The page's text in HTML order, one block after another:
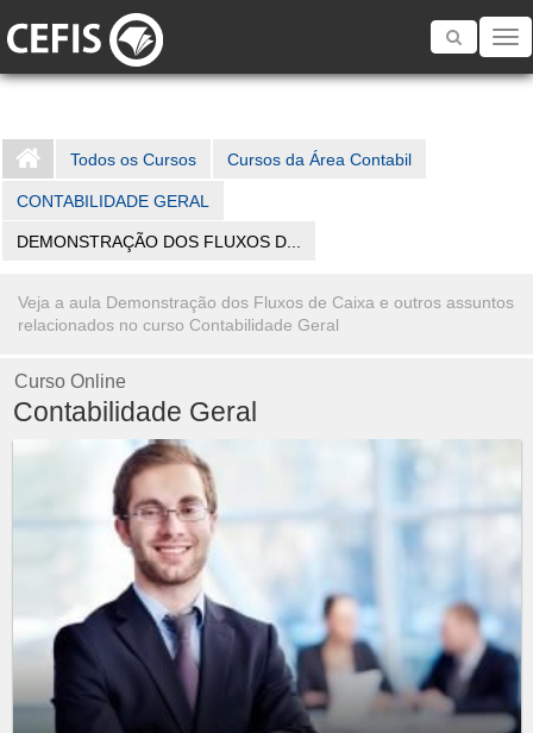
Toggle
Todos os Cursos Cursos da Área Contabil
CONTABILIDADE GERAL
DEMONSTRAÇÃO DOS FLUXOS D...
Veja a aula Demonstração dos Fluxos de Caixa e outros assuntos
relacionados no curso Contabilidade Geral
Curso Online
Contabilidade Geral